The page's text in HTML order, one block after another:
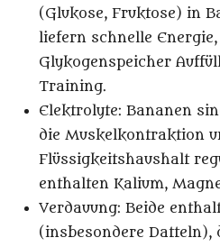
(Glukose, Fruktose) in
liefern schnelle
Glykogenspeicher
Training.
Elektrolyte: Bananen
die Muskelkontraktion
Flüssigkeitshaushalt
enthalten Kalium,
Verdauung: Beide
(insbesondere Datteln),